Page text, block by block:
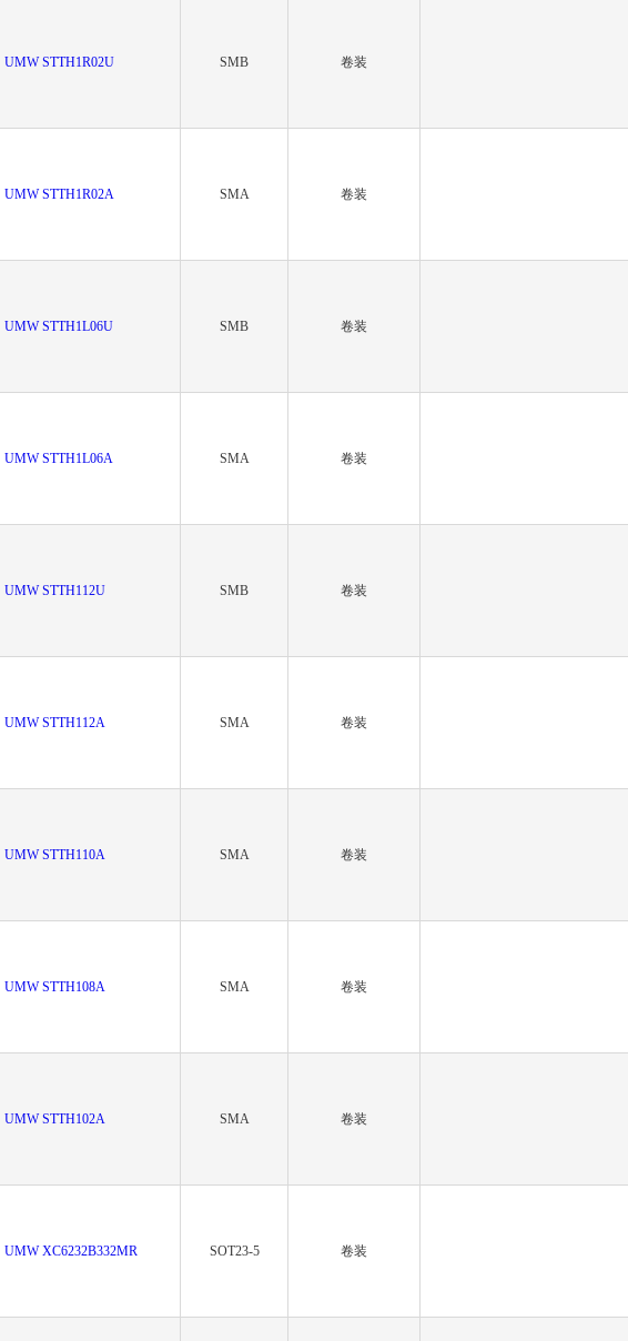
UMW STTH1R02U SMB 卷装
UMW STTH1R02A SMA 卷装
UMW STTH1L06U SMB 卷装
UMW STTH1L06A SMA 卷装
UMW STTH112U SMB 卷装
UMW STTH112A SMA 卷装
UMW STTH110A SMA 卷装
UMW STTH108A SMA 卷装
UMW STTH102A SMA 卷装
UMW XC6232B332MR SOT23-5 卷装